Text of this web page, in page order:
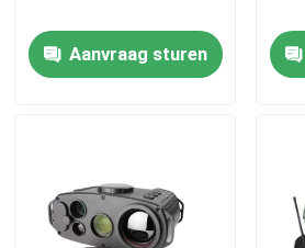
Vraag een offerte
Militair tactisch kogelvrij vest
Aanvraag sturen